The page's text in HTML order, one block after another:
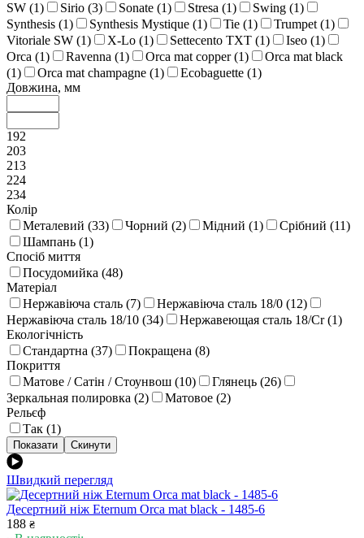
SW (1) Sirio (3) Sonate (1) Stresa (1) Swing (1)
Synthesis (1) Synthesis Mystique (1) Tie (1) Trumpet (1)
Vitoriale SW (1) X-Lo (1) Settecento TXT (1) Iseo (1)
Orca (1) Ravenna (1) Orca mat copper (1)
Orca mat black
(1) Orca mat champagne (1) Ecobaguette (1)
Довжина, мм
192
203
213
224
234
Колір
Металевий (33) Чорний (2) Мідний (1) Срібний (11)
Шампань (1)
Спосіб миття
Посудомийка (48)
Матеріал
Нержавіюча сталь (7) Нержавіюча сталь 18/0 (12)
Нержавіюча сталь 18/10 (34) Нержавеющая сталь 18/Cr (1)
Екологічність
Стандартна (37) Покращена (8)
Покриття
Матове / Сатін / Стоунвош (10) Глянець (26)
Зеркальная полировка (2) Матовое (2)
Рельєф
Так (1)
Швидкий перегляд
Десертний ніж Eternum Orca mat black - 1485-6
188 ₴